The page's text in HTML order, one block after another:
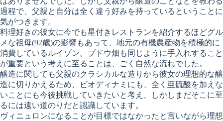
過程で、父親と自分は全く違う好みを持っているということに
気がつきます。
料理好きの彼女に今でも星付きレストランを紹介するほどグル
メな祖母(92歳)の影響もあって、地元の有機農産物を積極的に
消費しているルイゾン。ブドウ畑も同じように手入れすること
が重要という考えに至ることは、ごく自然な流れでした。
醸造に関しても父親のクラシカルな造りから彼女の理想的な醸
造に切りかえるため、ビオディナミにも、全く亜硫酸を加えな
いことにも今後挑戦していきたいと考え、しかしまだそこに至
るには遠い道のりだと認識しています。
ヴィニュロンになることが目標ではなかったと言いながら理想